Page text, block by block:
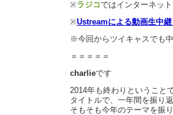
※ラジコではインターネッ
※Ustreamによる動画生中
※今回からツイキャスでも
＝＝＝＝＝
charlieです
2014年も終わりということ
タイトルで、一年間を振り
そもそも今年のテーマを振